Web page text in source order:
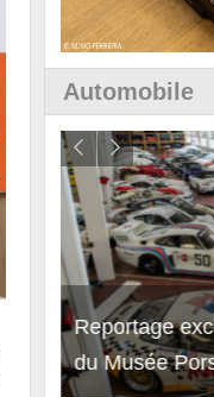
Automobile
Reportage
du Musée
Découverte
12Cilindri